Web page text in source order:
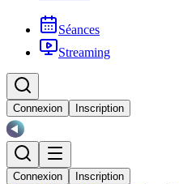
Séances
Streaming
Connexion Inscription
Connexion Inscription